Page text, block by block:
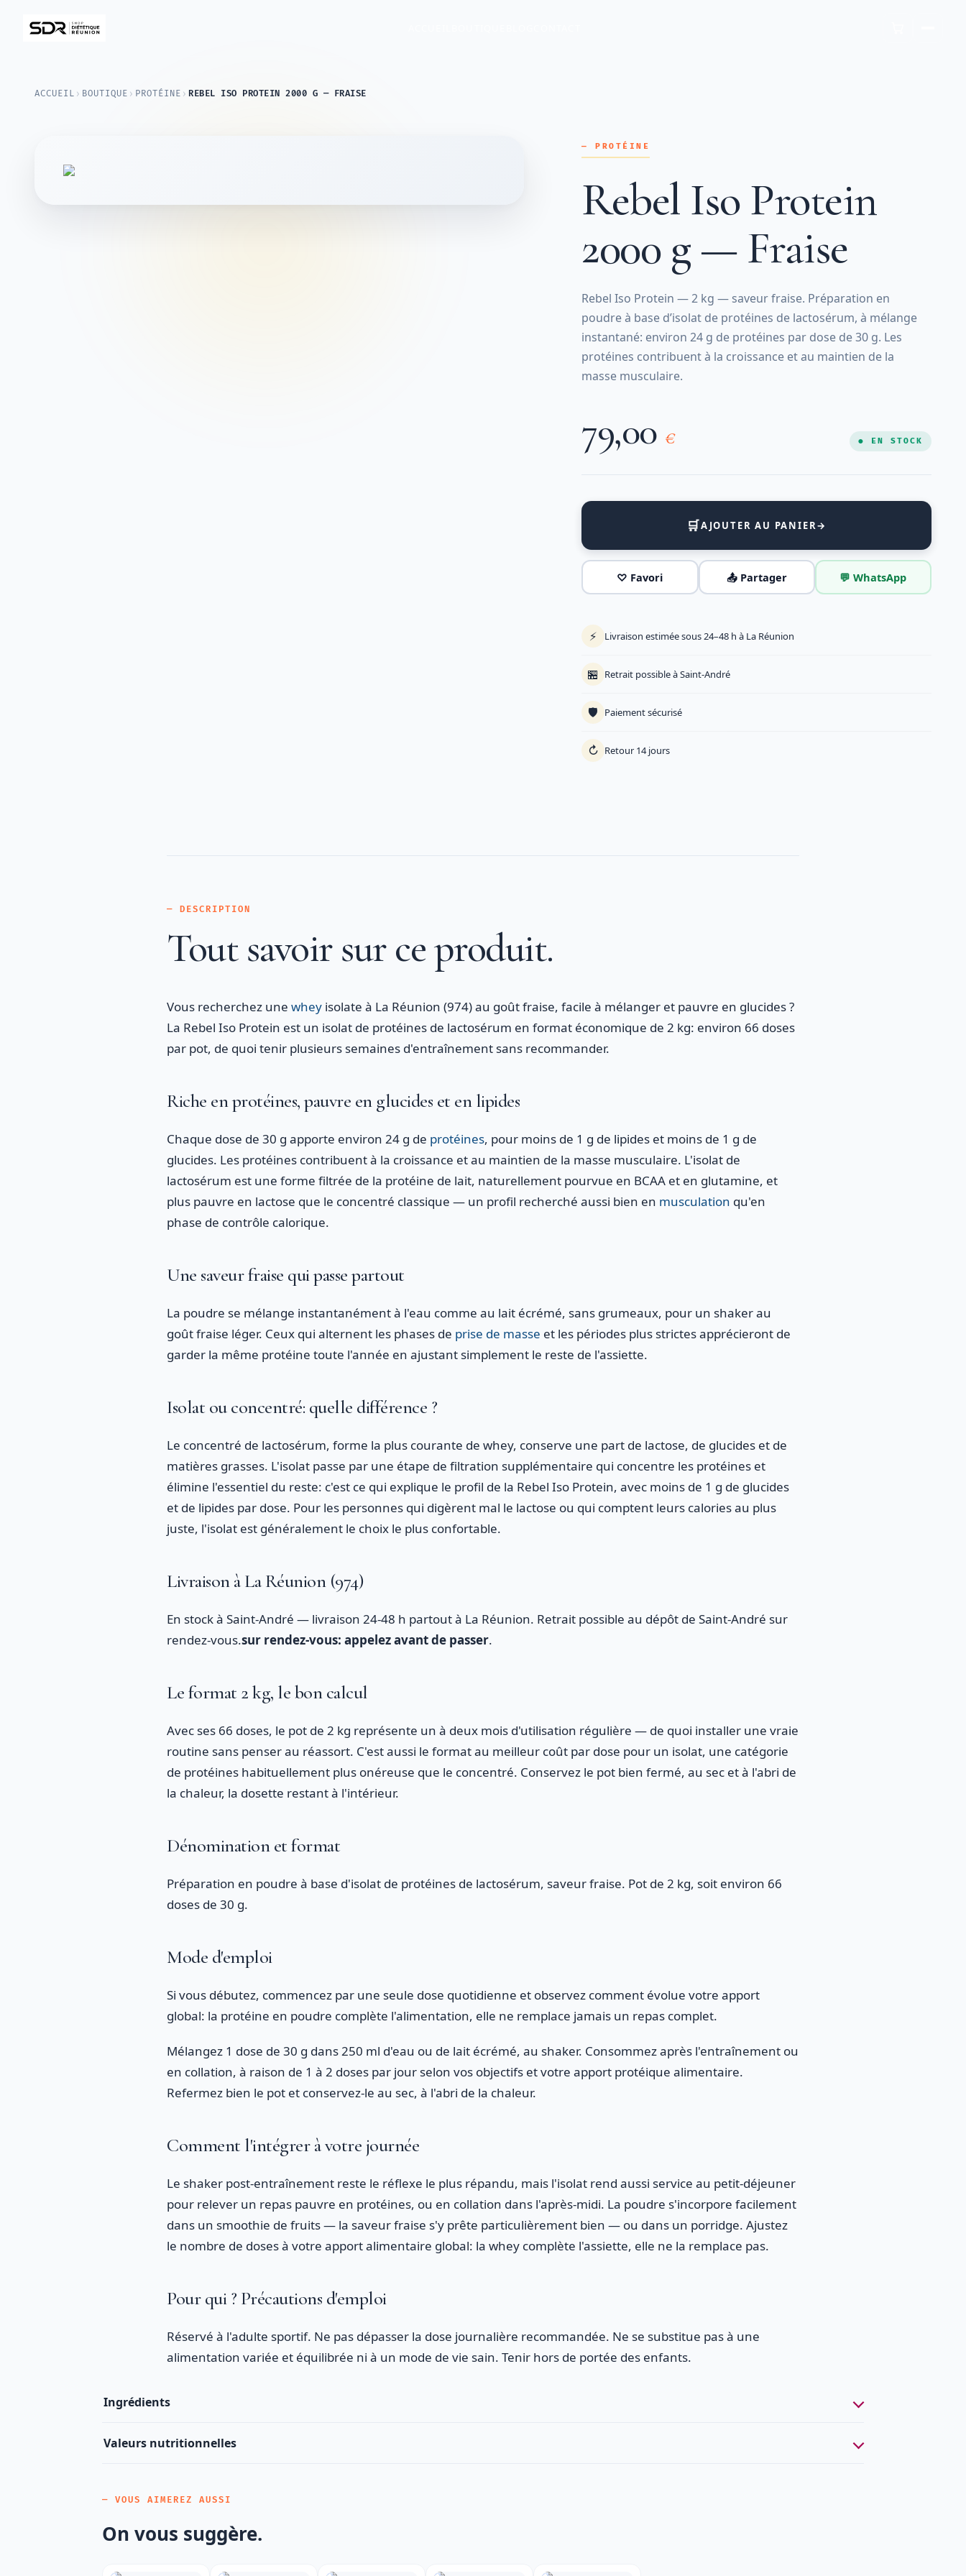
ACCUEIL › BOUTIQUE › PROTÉINE › REBEL ISO PROTEIN 2000 G — FRAISE
— PROTÉINE
Rebel Iso Protein
2000 g — Fraise
Rebel Iso Protein — 2 kg — saveur fraise. Préparation en
poudre à base d’isolat de protéines de lactosérum, à mélange
instantané: environ 24 g de protéines par dose de 30 g. Les
protéines contribuent à la croissance et au maintien de la
masse musculaire.
79,00 € ● EN STOCK
🛒AJOUTER AU PANIER→
♡ Favori 📤 Partager 💬 WhatsApp
⚡ Livraison estimée sous 24–48 h à La Réunion
🏪 Retrait possible à Saint-André
🛡️ Paiement sécurisé
↻ Retour 14 jours
— DESCRIPTION
Tout savoir sur ce produit.
Vous recherchez une whey isolate à La Réunion (974) au goût fraise, facile à mélanger et pauvre en glucides ?
La Rebel Iso Protein est un isolat de protéines de lactosérum en format économique de 2 kg: environ 66 doses
par pot, de quoi tenir plusieurs semaines d'entraînement sans recommander.
Riche en protéines, pauvre en glucides et en lipides
Chaque dose de 30 g apporte environ 24 g de protéines, pour moins de 1 g de lipides et moins de 1 g de
glucides. Les protéines contribuent à la croissance et au maintien de la masse musculaire. L'isolat de
lactosérum est une forme filtrée de la protéine de lait, naturellement pourvue en BCAA et en glutamine, et
plus pauvre en lactose que le concentré classique — un profil recherché aussi bien en musculation qu'en
phase de contrôle calorique.
Une saveur fraise qui passe partout
La poudre se mélange instantanément à l'eau comme au lait écrémé, sans grumeaux, pour un shaker au
goût fraise léger. Ceux qui alternent les phases de prise de masse et les périodes plus strictes apprécieront de
garder la même protéine toute l'année en ajustant simplement le reste de l'assiette.
Isolat ou concentré: quelle différence ?
Le concentré de lactosérum, forme la plus courante de whey, conserve une part de lactose, de glucides et de
matières grasses. L'isolat passe par une étape de filtration supplémentaire qui concentre les protéines et
élimine l'essentiel du reste: c'est ce qui explique le profil de la Rebel Iso Protein, avec moins de 1 g de glucides
et de lipides par dose. Pour les personnes qui digèrent mal le lactose ou qui comptent leurs calories au plus
juste, l'isolat est généralement le choix le plus confortable.
Livraison à La Réunion (974)
En stock à Saint-André — livraison 24-48 h partout à La Réunion. Retrait possible au dépôt de Saint-André sur
rendez-vous.sur rendez-vous: appelez avant de passer.
Le format 2 kg, le bon calcul
Avec ses 66 doses, le pot de 2 kg représente un à deux mois d'utilisation régulière — de quoi installer une vraie
routine sans penser au réassort. C'est aussi le format au meilleur coût par dose pour un isolat, une catégorie
de protéines habituellement plus onéreuse que le concentré. Conservez le pot bien fermé, au sec et à l'abri de
la chaleur, la dosette restant à l'intérieur.
Dénomination et format
Préparation en poudre à base d'isolat de protéines de lactosérum, saveur fraise. Pot de 2 kg, soit environ 66
doses de 30 g.
Mode d'emploi
Si vous débutez, commencez par une seule dose quotidienne et observez comment évolue votre apport
global: la protéine en poudre complète l'alimentation, elle ne remplace jamais un repas complet.
Mélangez 1 dose de 30 g dans 250 ml d'eau ou de lait écrémé, au shaker. Consommez après l'entraînement ou
en collation, à raison de 1 à 2 doses par jour selon vos objectifs et votre apport protéique alimentaire.
Refermez bien le pot et conservez-le au sec, à l'abri de la chaleur.
Comment l'intégrer à votre journée
Le shaker post-entraînement reste le réflexe le plus répandu, mais l'isolat rend aussi service au petit-déjeuner
pour relever un repas pauvre en protéines, ou en collation dans l'après-midi. La poudre s'incorpore facilement
dans un smoothie de fruits — la saveur fraise s'y prête particulièrement bien — ou dans un porridge. Ajustez
le nombre de doses à votre apport alimentaire global: la whey complète l'assiette, elle ne la remplace pas.
Pour qui ? Précautions d'emploi
Réservé à l'adulte sportif. Ne pas dépasser la dose journalière recommandée. Ne se substitue pas à une
alimentation variée et équilibrée ni à un mode de vie sain. Tenir hors de portée des enfants.
Ingrédients
Valeurs nutritionnelles
— VOUS AIMEREZ AUSSI
On vous suggère.